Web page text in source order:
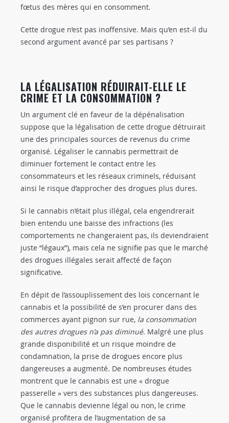
fœtus des mères qui en consomment.
Cette drogue n’est pas inoffensive. Mais qu’en est-il du
second argument avancé par ses partisans ?
LA LÉGALISATION RÉDUIRAIT-ELLE LE
CRIME ET LA CONSOMMATION ?
Un argument clé en faveur de la dépénalisation
suppose que la légalisation de cette drogue détruirait
une des principales sources de revenus du crime
organisé. Légaliser le cannabis permettrait de
diminuer fortement le contact entre les
consommateurs et les réseaux criminels, réduisant
ainsi le risque d’approcher des drogues plus dures.
Si le cannabis n’était plus illégal, cela engendrerait
bien entendu une baisse des infractions (les
comportements ne changeraient pas, ils deviendraient
juste “légaux”), mais cela ne signifie pas que le marché
des drogues illégales serait affecté de façon
significative.
En dépit de l’assouplissement des lois concernant le
cannabis et la possibilité de s’en procurer dans des
commerces ayant pignon sur rue, la consommation
des autres drogues n’a pas diminué. Malgré une plus
grande disponibilité et un risque moindre de
condamnation, la prise de drogues encore plus
dangereuses a augmenté. De nombreuses études
montrent que le cannabis est une « drogue
passerelle » vers des substances plus dangereuses.
Que le cannabis devienne légal ou non, le crime
organisé profitera de l’augmentation de sa